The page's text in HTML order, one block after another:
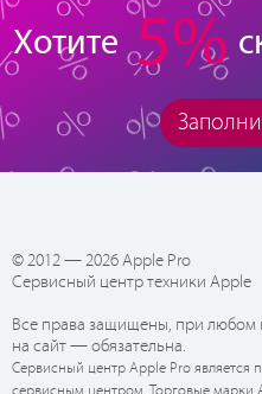
Хотите 5%
© 2012 — 2026 Apple Pro
Сервисный центр техники Apple
Все права защищены, при любом
на сайт — обязательна.
Сервисный центр Apple Pro является